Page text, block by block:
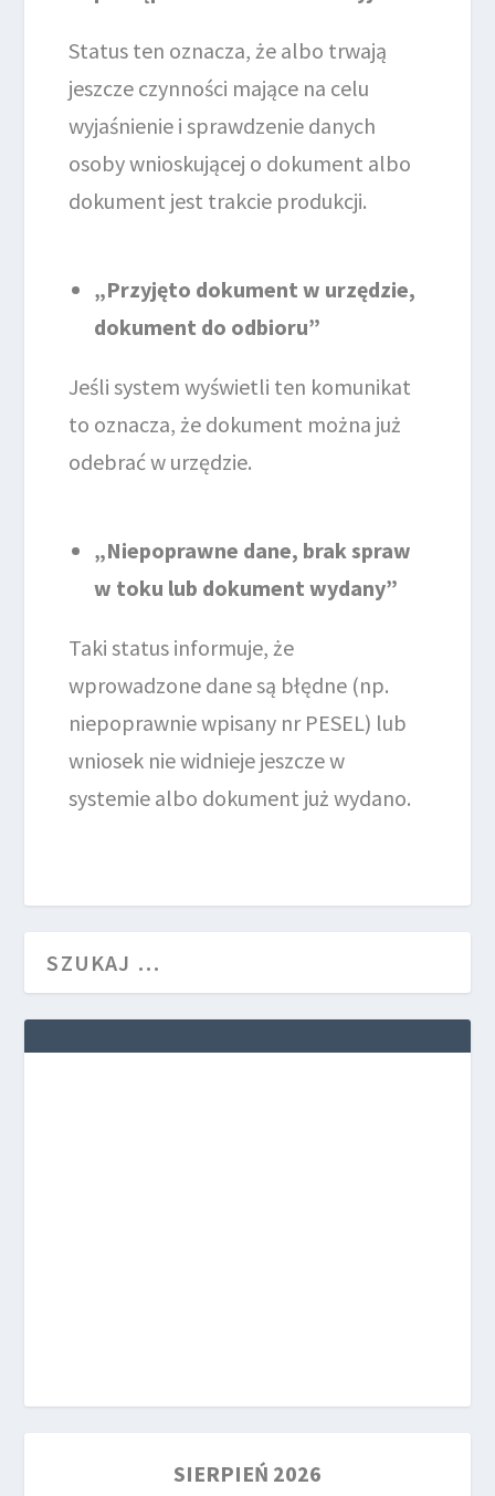
Status ten oznacza, że albo trwają
jeszcze czynności mające na celu
wyjaśnienie i sprawdzenie danych
osoby wnioskującej o dokument albo
dokument jest trakcie produkcji.
„Przyjęto dokument w urzędzie,
dokument do odbioru”
Jeśli system wyświetli ten komunikat
to oznacza, że dokument można już
odebrać w urzędzie.
„Niepoprawne dane, brak spraw
w toku lub dokument wydany”
Taki status informuje, że
wprowadzone dane są błędne (np.
niepoprawnie wpisany nr PESEL) lub
wniosek nie widnieje jeszcze w
systemie albo dokument już wydano.
SIERPIEŃ 2026